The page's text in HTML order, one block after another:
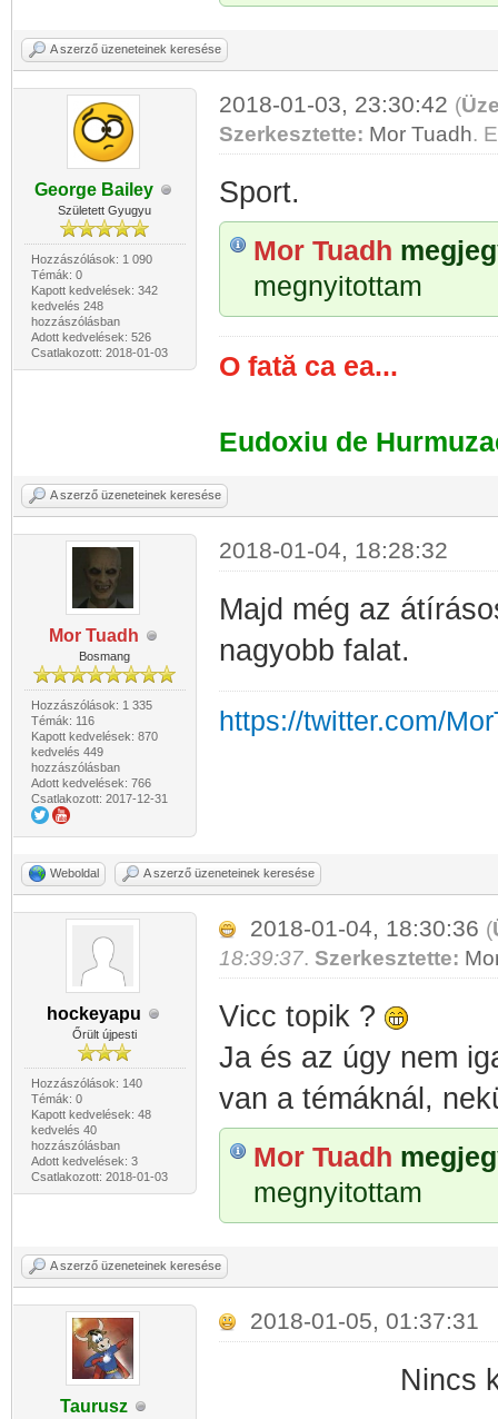
A szerző üzeneteinek keresése
George Bailey
Született Gyugyu
Hozzászólások: 1 090
Témák: 0
Kapott kedvelések: 342
kedvelés 248
hozzászólásban
Adott kedvelések: 526
Csatlakozott: 2018-01-03
2018-01-03, 23:30:42 (
Szerkesztette: Mor Tuadh.
Sport.
Mor Tuadh
megnyitottam
O fată ca ea...
Eudoxiu de
A szerző üzeneteinek keresése
Mor Tuadh
Bosmang
Hozzászólások: 1 335
Témák: 116
Kapott kedvelések: 870
kedvelés 449
hozzászólásban
Adott kedvelések: 766
Csatlakozott: 2017-12-31
2018-01-04, 18:28:32
Majd még az
nagyobb falat.
https://twitter.com/
Weboldal A szerző üzeneteinek keresése
hockeyapu
Őrült újpesti
Hozzászólások: 140
Témák: 0
Kapott kedvelések: 48
kedvelés 40
hozzászólásban
Adott kedvelések: 3
Csatlakozott: 2018-01-03
2018-01-04, 18:30:36 (
18:39:37. Szerkesztette:
Vicc topik ?
Ja és az úgy nem
van a témáknál,
Mor Tuadh
megnyitottam
A szerző üzeneteinek keresése
Taurusz
2018-01-05, 01:37:31
Nincs